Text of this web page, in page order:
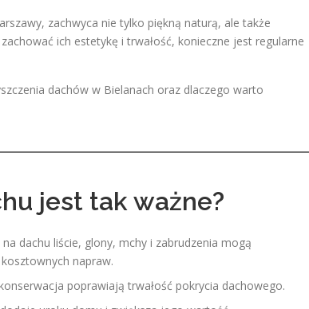
zachwyca nie tylko piękną naturą, ale także
ich estetykę i trwałość, konieczne jest regularne
dachów w Bielanach oraz dlaczego warto
jest tak ważne?
dachu liście, glony, mchy i zabrudzenia mogą
napraw.
poprawiają trwałość pokrycia dachowego.